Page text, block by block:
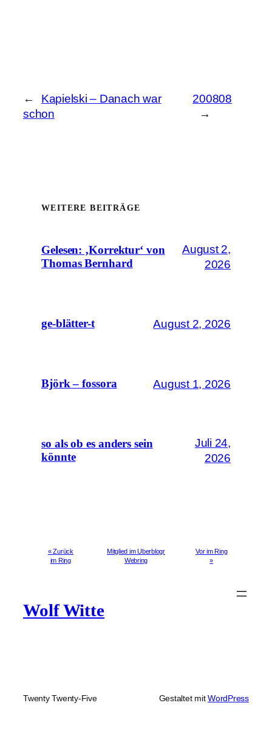
←
Kapielski – Danach war
schon
200808
→
WEITERE BEITRÄGE
Gelesen: ‚Korrektur‘ von
Thomas Bernhard
August 2,
2026
ge-blätter-t August 2, 2026
Björk – fossora August 1, 2026
so als ob es anders sein
könnte
Juli 24,
2026
« Zurück
im Ring
Mitglied im Uberblogr
Webring
Vor im Ring
»
Wolf Witte
Twenty Twenty-Five Gestaltet mitWordPress